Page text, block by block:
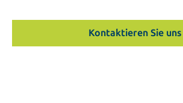
Kontaktieren Sie uns